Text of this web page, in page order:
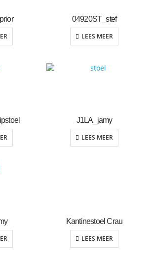
04920ST_stef
LEES MEER
J1LA_jamy
LEES MEER
Kantinestoel Crau
LEES MEER